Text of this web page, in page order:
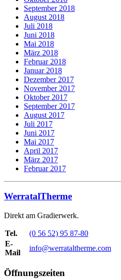
September 2018
August 2018
Juli 2018
Juni 2018
Mai 2018
März 2018
Februar 2018
Januar 2018
Dezember 2017
November 2017
Oktober 2017
September 2017
August 2017
Juli 2017
Juni 2017
Mai 2017
April 2017
März 2017
Februar 2017
WerratalTherme
Direkt am Gradierwerk.
Tel.
(0 56 52) 95 87-80
E-
Mail
info@werrataltherme.com
Öffnungszeiten